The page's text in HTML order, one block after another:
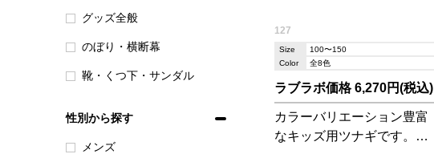
グッズ全般
のぼり・横断幕
靴・くつ下・サンダル
性別から探す
メンズ
127
Size
100〜150
Color
全8色
ラブラボ価格 6,270円(税込)
カラーバリエーション豊富
なキッズ用ツナギです。動